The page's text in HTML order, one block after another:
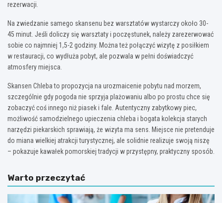
rezerwacji.
Na zwiedzanie samego skansenu bez warsztatów wystarczy około 30-
45 minut. Jeśli doliczy się warsztaty i poczęstunek, należy zarezerwować
sobie co najmniej 1,5-2 godziny. Można też połączyć wizytę z posiłkiem
w restauracji, co wydłuża pobyt, ale pozwala w pełni doświadczyć
atmosfery miejsca.
Skansen Chleba to propozycja na urozmaicenie pobytu nad morzem,
szczególnie gdy pogoda nie sprzyja plażowaniu albo po prostu chce się
zobaczyć coś innego niż piasek i fale. Autentyczny zabytkowy piec,
możliwość samodzielnego upieczenia chleba i bogata kolekcja starych
narzędzi piekarskich sprawiają, że wizyta ma sens. Miejsce nie pretenduje
do miana wielkiej atrakcji turystycznej, ale solidnie realizuje swoją niszę
– pokazuje kawałek pomorskiej tradycji w przystępny, praktyczny sposób.
Warto przeczytać